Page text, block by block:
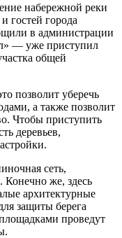
набережной реки
гостей города
в администрации
— уже приступил
общей
позволит уберечь
а также позволит
Чтобы приступить
деревьев,
сеть,
Конечно же, здесь
архитектурные
защиты берега
проведут